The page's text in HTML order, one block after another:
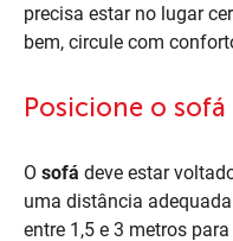
precisa estar no lugar
bem, circule com
Posicione o
O sofá deve estar
uma distância
entre 1,5 e 3 metros